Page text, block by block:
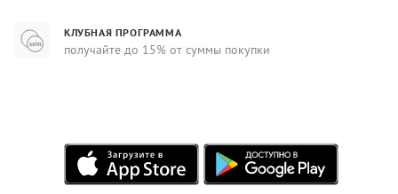
КЛУБНАЯ ПРОГРАММА
получайте до 15% от суммы покупки